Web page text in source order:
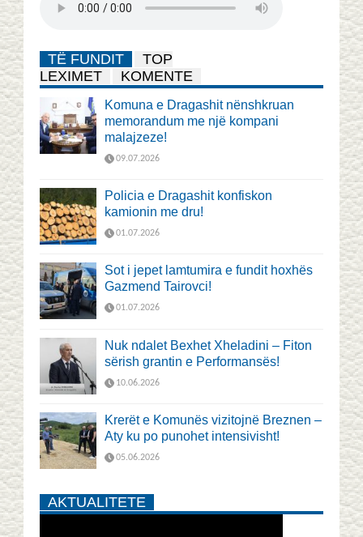
TË FUNDIT
TOP
LEXIMET
KOMENTE
Komuna e Dragashit nënshkruan
memorandum me një kompani
malajzeze!
09.07.2026
Policia e Dragashit konfiskon
kamionin me dru!
01.07.2026
Sot i jepet lamtumira e fundit hoxhës
Gazmend Tairovci!
01.07.2026
Nuk ndalet Bexhet Xheladini – Fiton
sërish grantin e Performansës!
10.06.2026
Krerët e Komunës vizitojnë Breznen –
Aty ku po punohet intensivisht!
05.06.2026
AKTUALITETE